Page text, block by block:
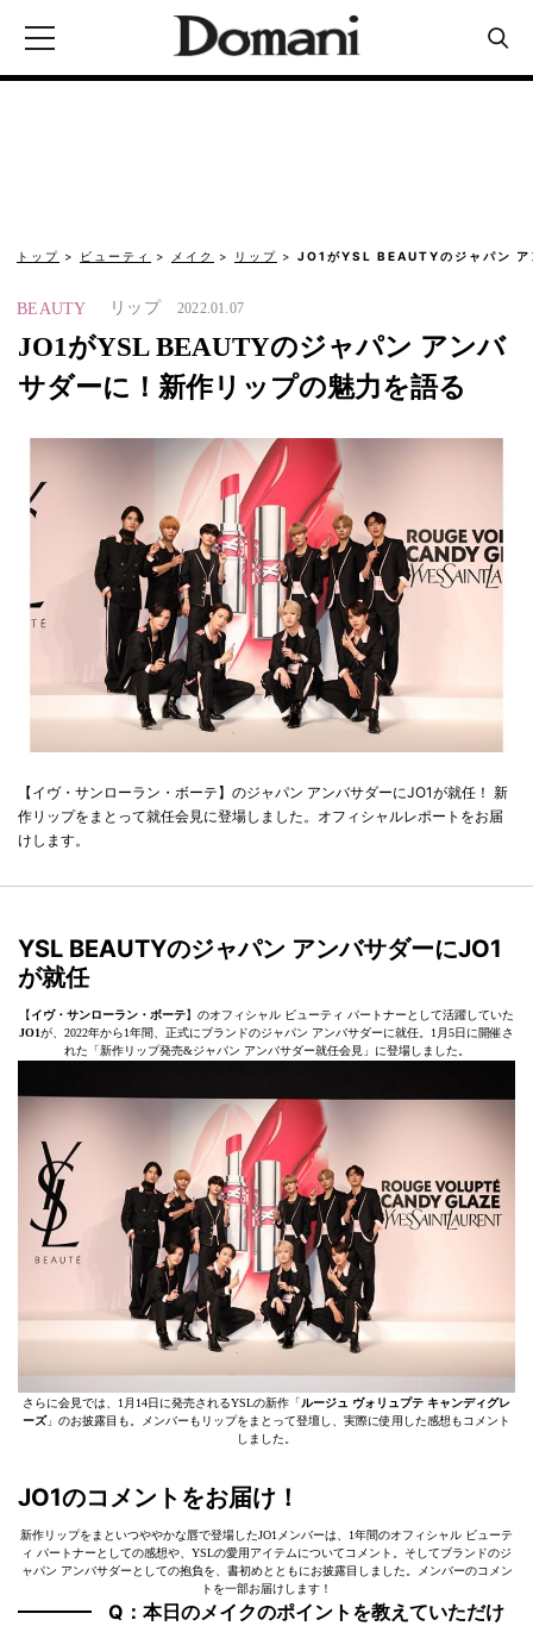
トップ ビューティ メイク リップ JO1がYSL BEAUTYのジャパン ア
BEAUTY リップ 2022.01.07
JO1がYSL BEAUTYのジャパン アンバ
サダーに！新作リップの魅力を語る
【イヴ・サンローラン・ボーテ】のジャパン アンバサダーにJO1が就任！ 新
作リップをまとって就任会見に登場しました。オフィシャルレポートをお届
けします。
YSL BEAUTYのジャパン アンバサダーにJO1
が就任
【イヴ・サンローラン・ボーテ】のオフィシャル ビューティ パートナーとして活躍していた
JO1が、2022年から1年間、正式にブランドのジャパン アンバサダーに就任。1月5日に開催さ
れた「新作リップ発売&ジャパン アンバサダー就任会見」に登場しました。
さらに会見では、1月14日に発売されるYSLの新作「ルージュ ヴォリュプテ キャンディグレ
ーズ」のお披露目も。メンバーもリップをまとって登壇し、実際に使用した感想もコメント
しました。
JO1のコメントをお届け！
新作リップをまといつややかな唇で登場したJO1メンバーは、1年間のオフィシャル ビューテ
ィ パートナーとしての感想や、YSLの愛用アイテムについてコメント。そしてブランドのジ
ャパン アンバサダーとしての抱負を、書初めとともにお披露目しました。メンバーのコメン
トを一部お届けします！
Q：本日のメイクのポイントを教えていただけ